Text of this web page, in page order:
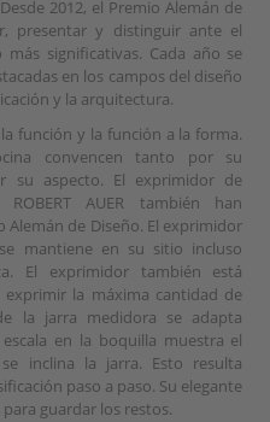
2012, el Premio Alemán de
presentar y distinguir ante el
significativas. Cada año se
en los campos del diseño
y la arquitectura.
función y la función a la forma.
convencen tanto por su
su aspecto. El exprimidor de
AUER también han
de Diseño. El exprimidor
mantiene en su sitio incluso
El exprimidor también está
la máxima cantidad de
la jarra medidora se adapta
en la boquilla muestra el
inclina la jarra. Esto resulta
paso a paso. Su elegante
guardar los restos.